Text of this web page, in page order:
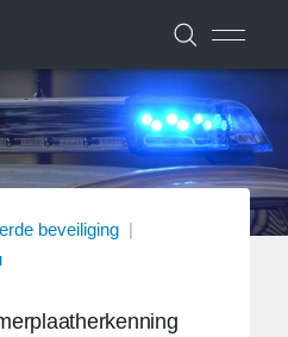
beveiliging |